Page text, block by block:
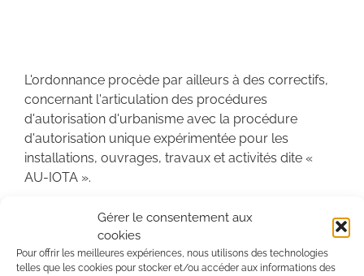
Gérer le consentement aux
cookies
Pour offrir les meilleures expériences, nous utilisons des technologies
telles que les cookies pour stocker et/ou accéder aux informations des
L'ordonnance procède par ailleurs à des correctifs,
concernant l'articulation des procédures
d'autorisation d'urbanisme avec la procédure
d'autorisation unique expérimentée pour les
installations, ouvrages, travaux et activités dite «
AU-IOTA ».
par le permis ou la décision de non-opposition à
déclaration préalable ne peuvent pas commencer,
avant l'intervention de l'autorisation ou de la décision